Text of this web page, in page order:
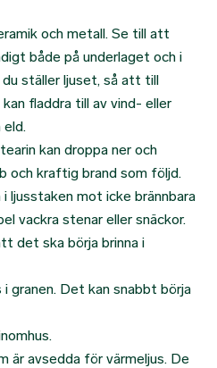
och metall. Se till att
både på underlaget och i
du ställer ljuset, så att till
fladdra till av vind- eller
kan droppa ner och
och kraftig brand som följd.
ljusstaken mot icke brännbara
vackra stenar eller snäckor.
det ska börja brinna i
i granen. Det kan snabbt börja
är avsedda för värmeljus. De